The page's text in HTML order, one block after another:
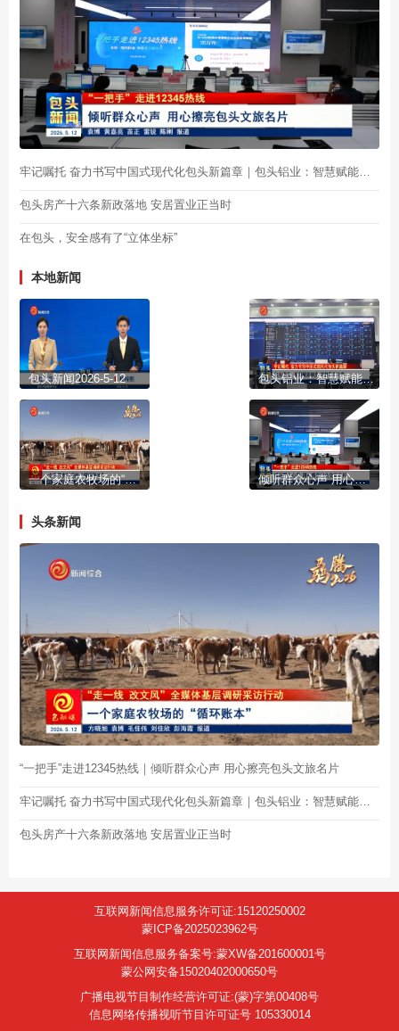
牢记嘱托 奋力书写中国式现代化包头新篇章｜包头铝业：智慧赋能制造 科技服务生产
包头房产十六条新政落地 安居置业正当时
在包头，安全感有了“立体坐标”
本地新闻
包头新闻2026-5-12 包头铝业：智慧赋能制造 科技服务生产
一个家庭农牧场的“循环账本” 倾听群众心声 用心擦亮包头文旅名片
头条新闻
“一把手”走进12345热线｜倾听群众心声 用心擦亮包头文旅名片
牢记嘱托 奋力书写中国式现代化包头新篇章｜包头铝业：智慧赋能制造 科技服务生产
包头房产十六条新政落地 安居置业正当时
互联网新闻信息服务许可证:15120250002
蒙ICP备2025023962号
互联网新闻信息服务备案号:蒙XW备201600001号
蒙公网安备15020402000650号
广播电视节目制作经营许可证:(蒙)字第00408号
信息网络传播视听节目许可证号 105330014